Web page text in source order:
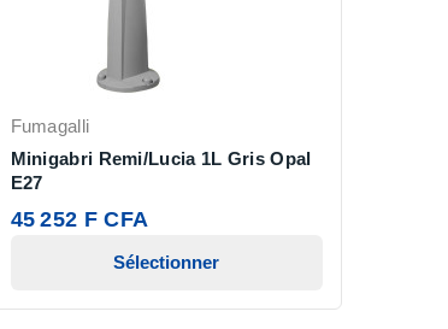
Fumagalli
Minigabri Remi/Lucia 1L Gris Opal
E27
45 252 F CFA
Sélectionner